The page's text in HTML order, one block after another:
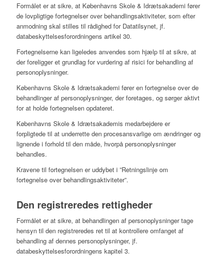
Formålet er at sikre, at Københavns Skole & Idrætsakademi fører
de lovpligtige fortegnelser over behandlingsaktiviteter, som efter
anmodning skal stilles til rådighed for Datatilsynet, jf.
databeskyttelsesforordningens artikel 30.
Fortegnelserne kan ligeledes anvendes som hjælp til at sikre, at
der foreligger et grundlag for vurdering af risici for behandling af
personoplysninger.
Københavns Skole & Idrætsakademi fører en fortegnelse over de
behandlinger af personoplysninger, der foretages, og sørger aktivt
for at holde fortegnelsen opdateret.
Københavns Skole & Idrætsakademis medarbejdere er
forpligtede til at underrette den procesansvarlige om ændringer og
lignende i forhold til den måde, hvorpå personoplysninger
behandles.
Kravene til fortegnelsen er uddybet i ”Retningslinje om
fortegnelse over behandlingsaktiviteter”.
Den registreredes rettigheder
Formålet er at sikre, at behandlingen af personoplysninger tage
hensyn til den registreredes ret til at kontrollere omfanget af
behandling af dennes personoplysninger, jf.
databeskyttelsesforordningens kapitel 3.